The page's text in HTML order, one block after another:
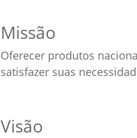
Missão
Oferecer produtos
satisfazer suas
Visão